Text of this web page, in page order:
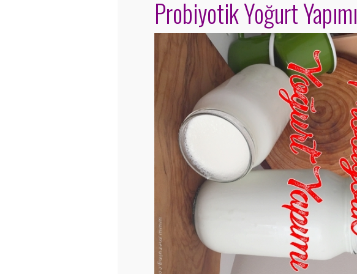
Probiyotik Yoğurt Yapımı